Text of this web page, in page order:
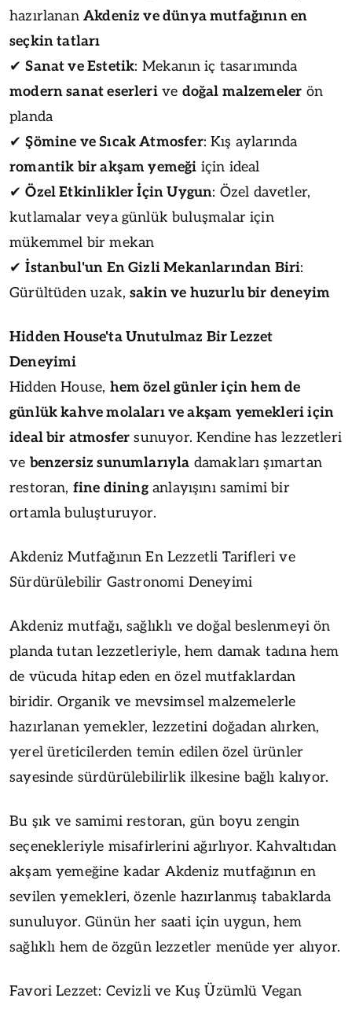
hazırlanan Akdeniz ve dünya mutfağının en
seçkin tatları
✔Sanat ve Estetik: Mekanın iç tasarımında
modern sanat eserlerive doğal malzemeler ön
planda
✔Şömine ve Sıcak Atmosfer: Kış aylarında
romantik bir akşam yemeği için ideal
✔Özel Etkinlikler İçin Uygun: Özel davetler,
kutlamalar veya günlük buluşmalar için
mükemmel bir mekan
✔İstanbul'un En Gizli Mekanlarından Biri:
Gürültüden uzak,sakin ve huzurlu bir deneyim
Hidden House'ta Unutulmaz Bir Lezzet
Deneyimi
Hidden House, hem özel günler için hem de
günlük kahve molaları ve akşam yemekleri için
ideal bir atmosfer sunuyor. Kendine has lezzetleri
ve benzersiz sunumlarıyla damakları şımartan
restoran, fine dininganlayışını samimi bir
ortamla buluşturuyor.
Akdeniz Mutfağının En Lezzetli Tarifleri ve
Sürdürülebilir Gastronomi Deneyimi
Akdeniz mutfağı, sağlıklı ve doğal beslenmeyi ön
planda tutan lezzetleriyle, hem damak tadına hem
de vücuda hitap eden en özel mutfaklardan
biridir. Organik ve mevsimsel malzemelerle
hazırlanan yemekler, lezzetini doğadan alırken,
yerel üreticilerden temin edilen özel ürünler
sayesinde sürdürülebilirlik ilkesine bağlı kalıyor.
Bu şık ve samimi restoran, gün boyu zengin
seçenekleriyle misafirlerini ağırlıyor. Kahvaltıdan
akşam yemeğine kadar Akdeniz mutfağının en
sevilen yemekleri, özenle hazırlanmış tabaklarda
sunuluyor. Günün her saati için uygun, hem
sağlıklı hem de özgün lezzetler menüde yer alıyor.
Favori Lezzet: Cevizli ve Kuş Üzümlü Vegan